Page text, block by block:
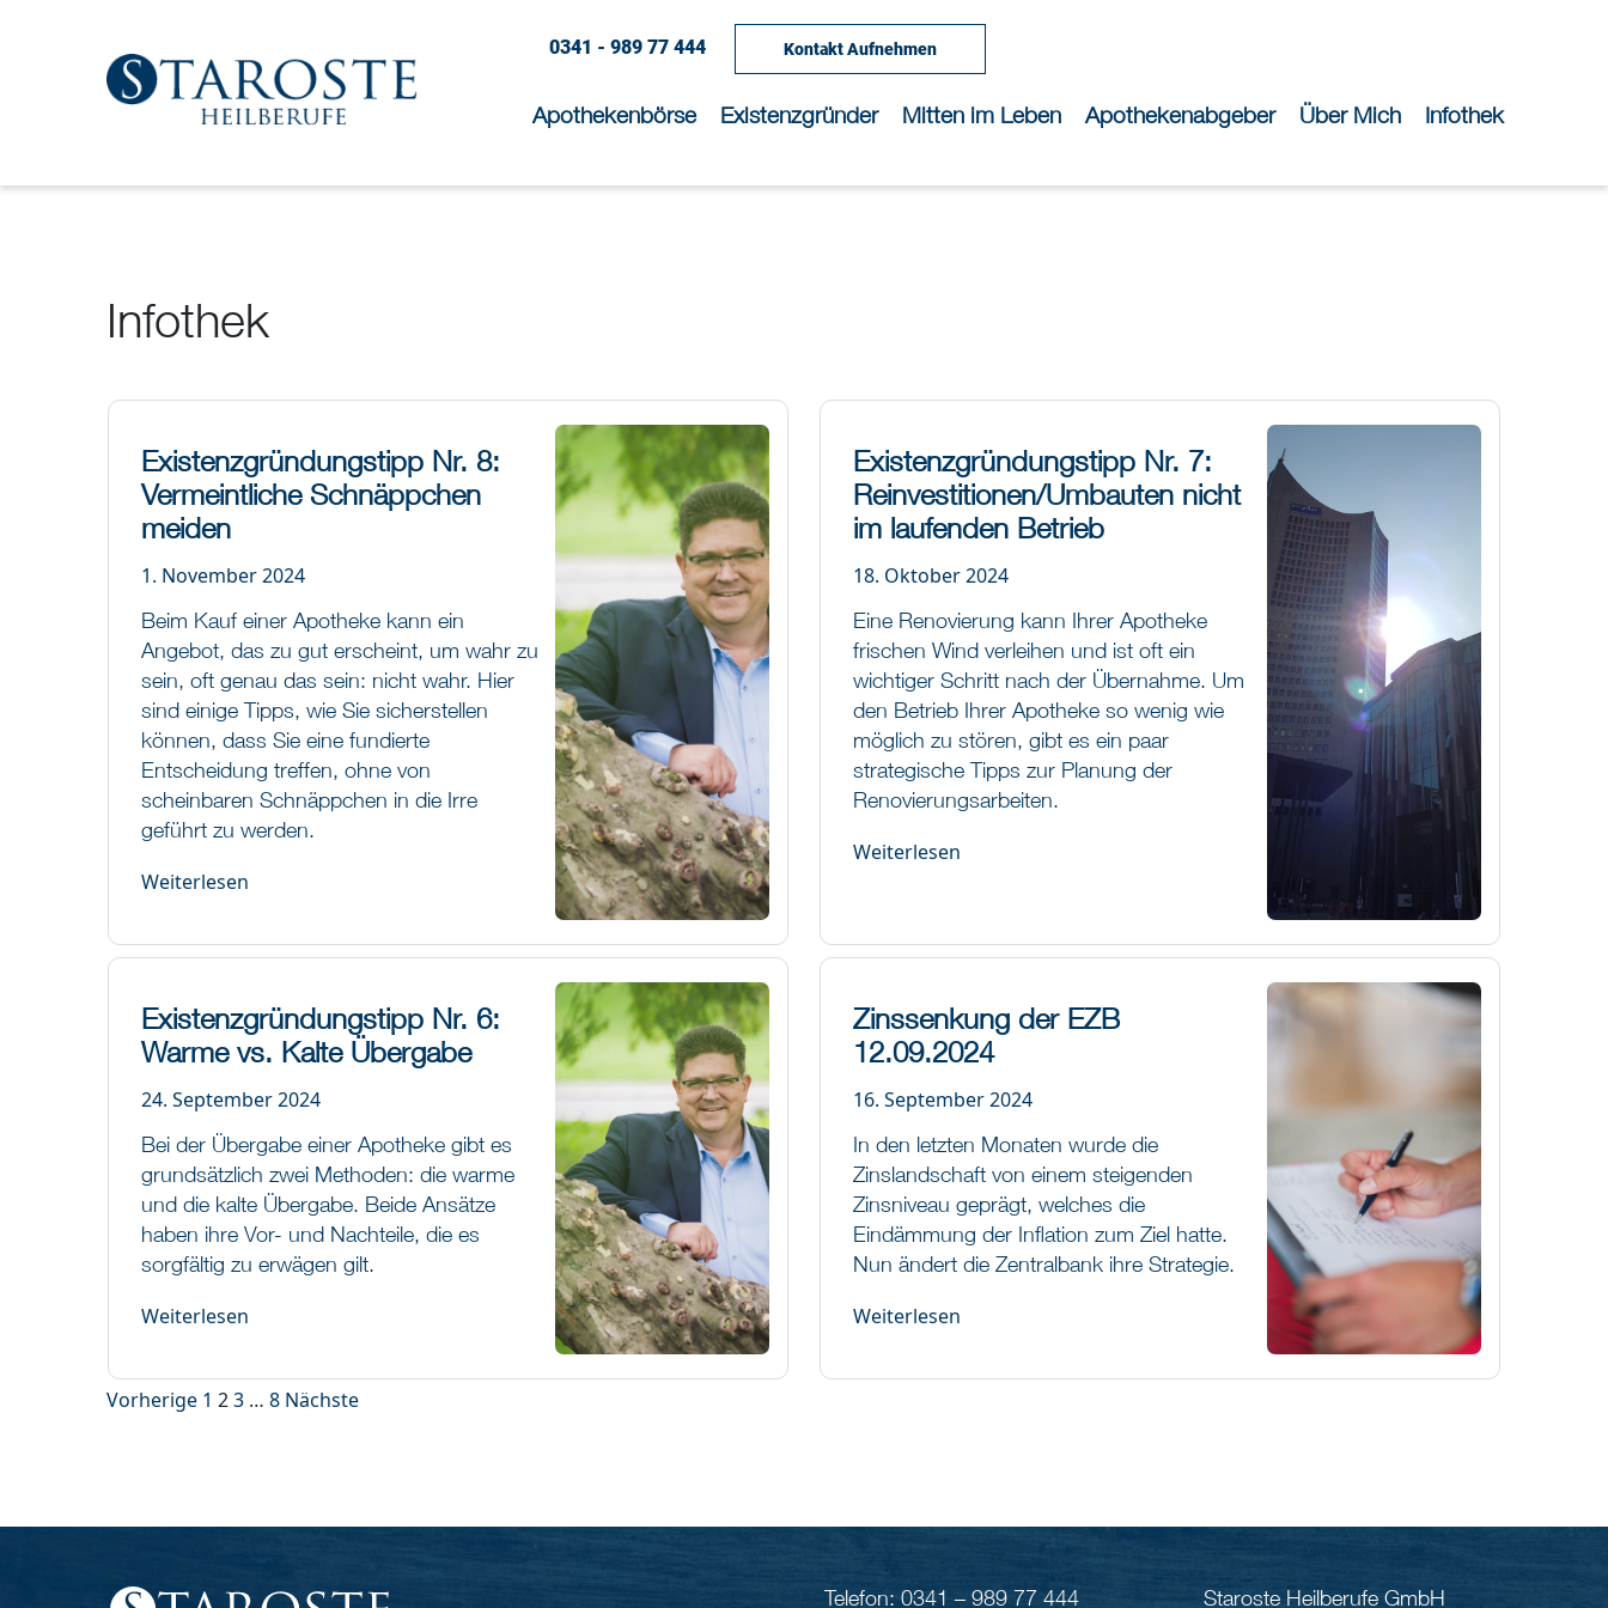
0341 - 989 77 444 Kontakt Aufnehmen
Apothekenbörse Existenzgründer Mitten im Leben Apothekenabgeber Über Mich Infothek
Infothek
Existenzgründungstipp Nr. 8:
Vermeintliche Schnäppchen
meiden
1. November 2024
Beim Kauf einer Apotheke kann ein
Angebot, das zu gut erscheint, um wahr zu
sein, oft genau das sein: nicht wahr. Hier
sind einige Tipps, wie Sie sicherstellen
können, dass Sie eine fundierte
Entscheidung treffen, ohne von
scheinbaren Schnäppchen in die Irre
geführt zu werden.
Weiterlesen
Existenzgründungstipp Nr. 7:
Reinvestitionen/Umbauten nicht
im laufenden Betrieb
18. Oktober 2024
Eine Renovierung kann Ihrer Apotheke
frischen Wind verleihen und ist oft ein
wichtiger Schritt nach der Übernahme. Um
den Betrieb Ihrer Apotheke so wenig wie
möglich zu stören, gibt es ein paar
strategische Tipps zur Planung der
Renovierungsarbeiten.
Weiterlesen
Existenzgründungstipp Nr. 6:
Warme vs. Kalte Übergabe
24. September 2024
Bei der Übergabe einer Apotheke gibt es
grundsätzlich zwei Methoden: die warme
und die kalte Übergabe. Beide Ansätze
haben ihre Vor- und Nachteile, die es
sorgfältig zu erwägen gilt.
Weiterlesen
Zinssenkung der EZB
12.09.2024
16. September 2024
In den letzten Monaten wurde die
Zinslandschaft von einem steigenden
Zinsniveau geprägt, welches die
Eindämmung der Inflation zum Ziel hatte.
Nun ändert die Zentralbank ihre Strategie.
Weiterlesen
Seitennummerierung
Vorherige 1 23 … 8 Nächste
Telefon: 0341 – 989 77 444 Staroste Heilberufe GmbH